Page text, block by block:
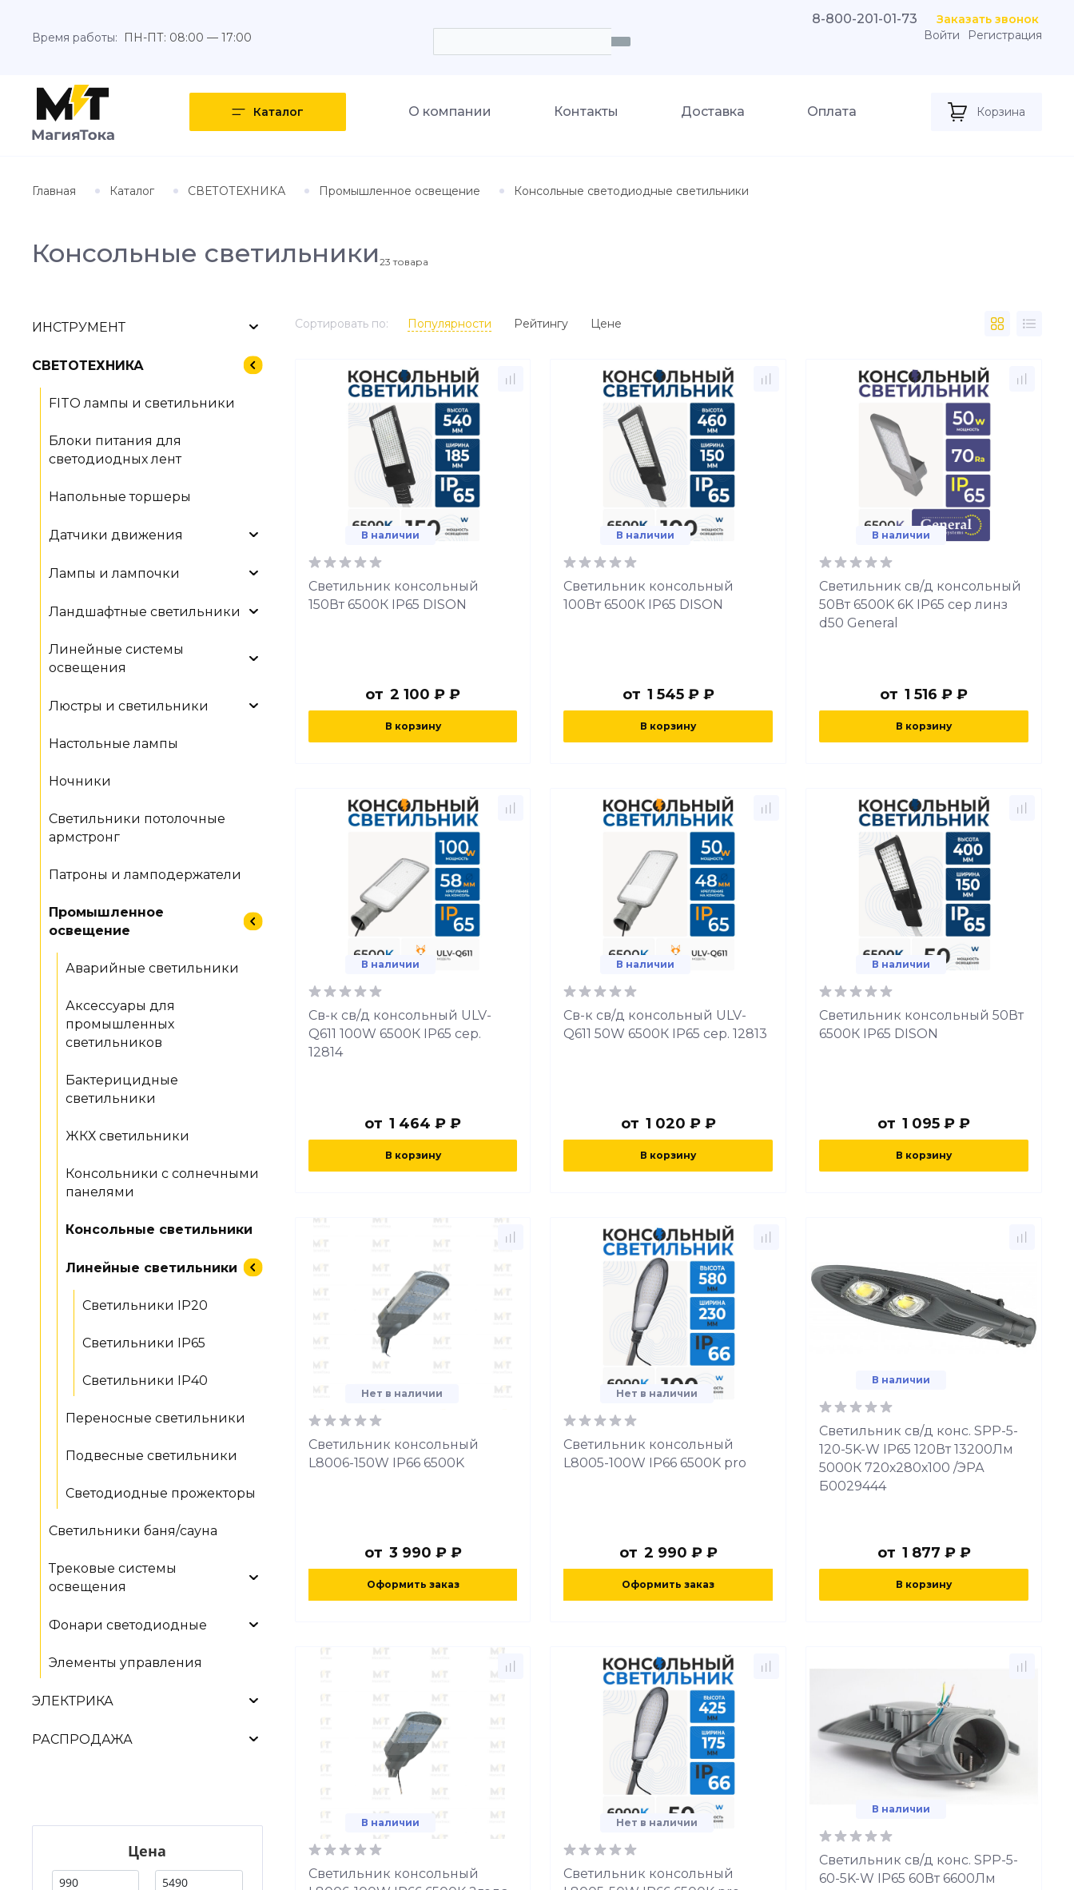
Время работы: ПН-ПТ: 08:00 — 17:00
8-800-201-01-73
Заказать звонок
Войти
Регистрация
Каталог О компании Контакты Доставка Оплата Корзина
Главная Каталог СВЕТОТЕХНИКА Промышленное освещение Консольные светодиодные светильники
Консольные светильники 23 товара
ИНСТРУМЕНТ
СВЕТОТЕХНИКА
FITO лампы и светильники
Блоки питания для
светодиодных лент
Напольные торшеры
Датчики движения
Лампы и лампочки
Ландшафтные светильники
Линейные системы
освещения
Люстры и светильники
Настольные лампы
Ночники
Светильники потолочные
армстронг
Патроны и ламподержатели
Промышленное
освещение
Аварийные светильники
Аксессуары для
промышленных
светильников
Бактерицидные
светильники
ЖКХ светильники
Консольники с солнечными
панелями
Консольные светильники
Линейные светильники
Светильники IP20
Светильники IP65
Светильники IP40
Переносные светильники
Подвесные светильники
Светодиодные прожекторы
Светильники баня/сауна
Трековые системы
освещения
Фонари светодиодные
Элементы управления
ЭЛЕКТРИКА
РАСПРОДАЖА
Цена
Сортировать по: Популярности Рейтингу Цене
В наличии
Светильник консольный
150Вт 6500К IP65 DISON
от 2 100 ₽ ₽
В корзину
В наличии
Светильник консольный
100Вт 6500К IP65 DISON
от 1 545 ₽ ₽
В корзину
В наличии
Светильник св/д консольный
50Вт 6500K 6K IP65 сер линз
d50 General
от 1 516 ₽ ₽
В корзину
В наличии
Св-к св/д консольный ULV-
Q611 100W 6500К IP65 сер.
12814
от 1 464 ₽ ₽
В корзину
В наличии
Св-к св/д консольный ULV-
Q611 50W 6500К IP65 сер. 12813
от 1 020 ₽ ₽
В корзину
В наличии
Светильник консольный 50Вт
6500К IP65 DISON
от 1 095 ₽ ₽
В корзину
Нет в наличии
Светильник консольный
L8006-150W IP66 6500K
от 3 990 ₽ ₽
Оформить заказ
Нет в наличии
Светильник консольный
L8005-100W IP66 6500K pro
от 2 990 ₽ ₽
Оформить заказ
В наличии
Светильник св/д конс. SPP-5-
120-5K-W IP65 120Вт 13200Лм
5000К 720х280х100 /ЭРА
Б0029444
от 1 877 ₽ ₽
В корзину
В наличии
Светильник консольный
Нет в наличии
Светильник консольный
В наличии
Светильник св/д конс. SPP-5-
60-5K-W IP65 60Вт 6600Лм